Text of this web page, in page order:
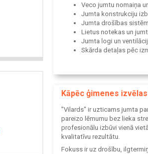
Veco jumtu nomaiņa
Jumta konstrukciju
Jumta drošības
Lietus notekas un
Jumta logi un
Skārda detaļas pēc
Kāpēc ģimenes
"Vilards" ir uzticams jumta
pareizo lēmumu bez lieka
profesionālu izbūvi vienā
kvalitatīvu rezultātu.
Fokuss ir uz drošību,